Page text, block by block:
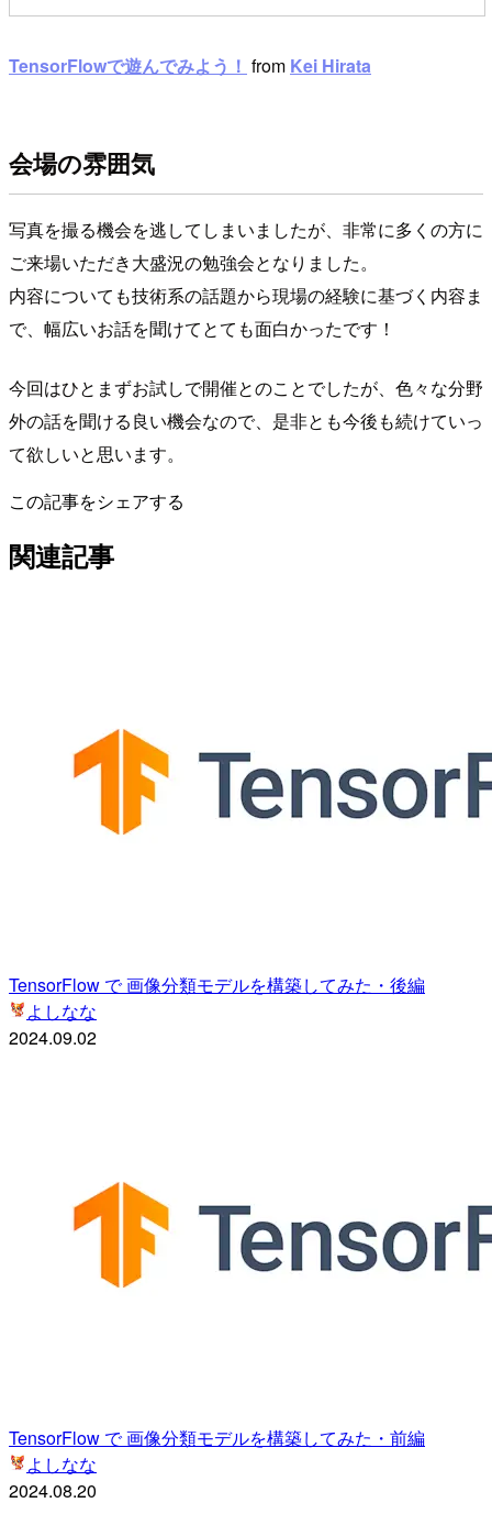
TensorFlowで遊んでみよう！ from Kei Hirata
会場の雰囲気
写真を撮る機会を逃してしまいましたが、非常に多くの方に
ご来場いただき大盛況の勉強会となりました。
内容についても技術系の話題から現場の経験に基づく内容ま
で、幅広いお話を聞けてとても面白かったです！
今回はひとまずお試しで開催とのことでしたが、色々な分野
外の話を聞ける良い機会なので、是非とも今後も続けていっ
て欲しいと思います。
この記事をシェアする
関連記事
TensorFlow で 画像分類モデルを構築してみた・後編
よしなな
2024.09.02
TensorFlow で 画像分類モデルを構築してみた・前編
よしなな
2024.08.20